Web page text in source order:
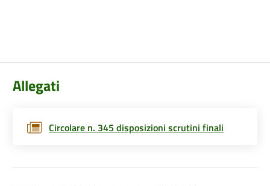
Allegati
Circolare n. 345 disposizioni scrutini finali